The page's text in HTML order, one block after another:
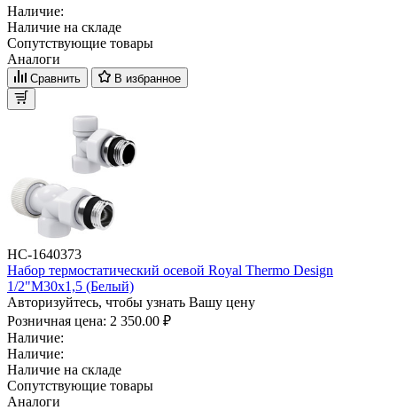
Наличие:
Наличие на складе
Сопутствующие товары
Аналоги
Сравнить В избранное
НС-1640373
Набор термостатический осевой Royal Thermo Design
1/2"М30х1,5 (Белый)
Авторизуйтесь, чтобы узнать Вашу цену
Розничная цена: 2 350.00 ₽
Наличие:
Наличие:
Наличие на складе
Сопутствующие товары
Аналоги